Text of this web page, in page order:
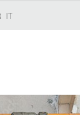
IT